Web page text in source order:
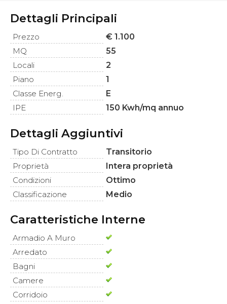
Dettagli Principali
Prezzo
€ 1.100
MQ
55
Locali
2
Piano
1
Classe Energ.
E
IPE
150 Kwh/mq annuo
Dettagli Aggiuntivi
Tipo Di Contratto
Transitorio
Proprietà
Intera proprietà
Condizioni
Ottimo
Classificazione
Medio
Caratteristiche Interne
Armadio A Muro
Arredato
Bagni
Camere
Corridoio